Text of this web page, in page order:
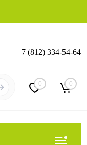
Вход Регистрация
+7 (812) 334-54-64
0 0